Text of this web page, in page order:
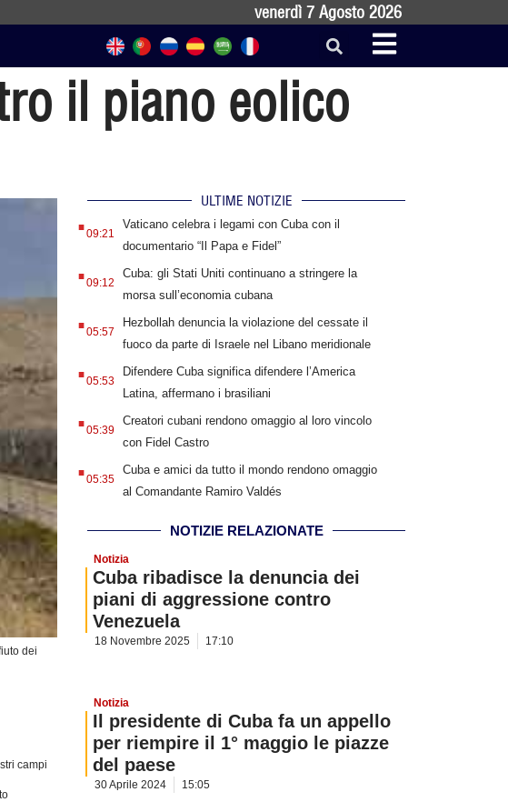
venerdì 7 Agosto 2026
il piano eolico
dei
campi
ULTIME NOTIZIE
.09:21
Vaticano celebra i legami con Cuba con il
documentario “Il Papa e Fidel”
.09:12
Cuba: gli Stati Uniti continuano a stringere la
morsa sull’economia cubana
.05:57
Hezbollah denuncia la violazione del cessate il
fuoco da parte di Israele nel Libano meridionale
.05:53
Difendere Cuba significa difendere l’America
Latina, affermano i brasiliani
.05:39
Creatori cubani rendono omaggio al loro vincolo
con Fidel Castro
.05:35
Cuba e amici da tutto il mondo rendono omaggio
al Comandante Ramiro Valdés
NOTIZIE RELAZIONATE
Notizia
Cuba ribadisce la denuncia dei
piani di aggressione contro
Venezuela
18 Novembre 2025 17:10
Notizia
Il presidente di Cuba fa un appello
per riempire il 1° maggio le piazze
del paese
30 Aprile 2024 15:05